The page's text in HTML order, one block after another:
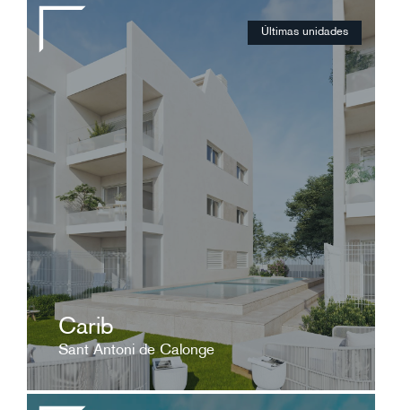
Últimas unidades
Carib
Sant Antoni de Calonge
Desde 329.000 €
Exclusiva promoción de obra nueva en Sant
Antoni de Calonge.